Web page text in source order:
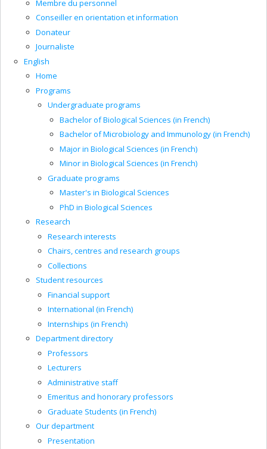
Membre du personnel
Conseiller en orientation et information
Donateur
Journaliste
English
Home
Programs
Undergraduate programs
Bachelor of Biological Sciences (in French)
Bachelor of Microbiology and Immunology (in French)
Major in Biological Sciences (in French)
Minor in Biological Sciences (in French)
Graduate programs
Master's in Biological Sciences
PhD in Biological Sciences
Research
Research interests
Chairs, centres and research groups
Collections
Student resources
Financial support
International (in French)
Internships (in French)
Department directory
Professors
Lecturers
Administrative staff
Emeritus and honorary professors
Graduate Students (in French)
Our department
Presentation